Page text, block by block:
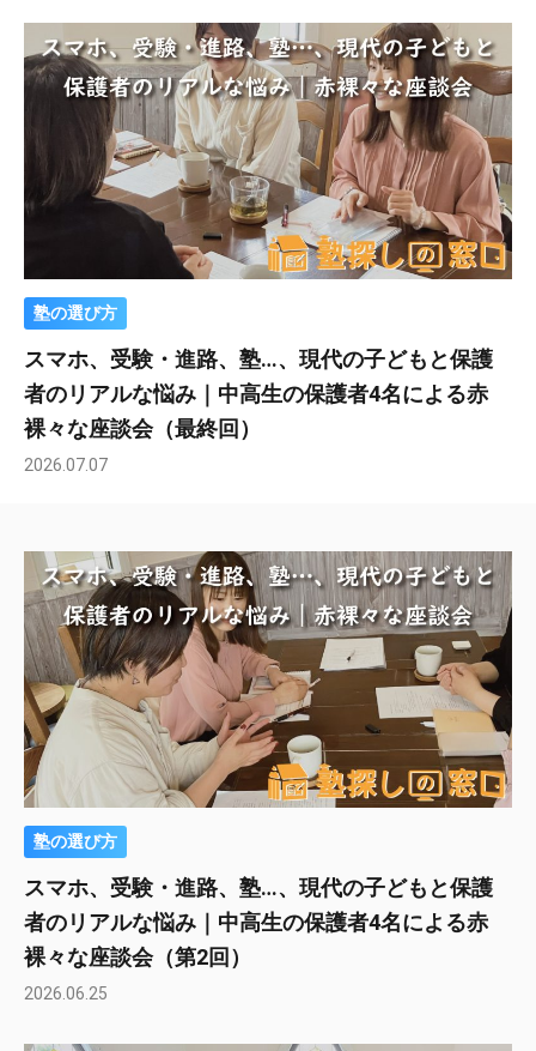
塾の選び方
スマホ、受験・進路、塾…、現代の子どもと保護
者のリアルな悩み｜中高生の保護者4名による赤
裸々な座談会（最終回）
2026.07.07
塾の選び方
スマホ、受験・進路、塾…、現代の子どもと保護
者のリアルな悩み｜中高生の保護者4名による赤
裸々な座談会（第2回）
2026.06.25